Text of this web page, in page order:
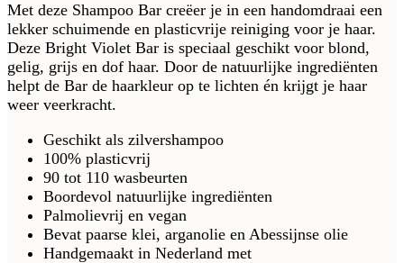
Met deze Shampoo Bar creëer je in een handomdraai een
lekker schuimende en plasticvrije reiniging voor je haar.
Deze Bright Violet Bar is speciaal geschikt voor blond,
gelig, grijs en dof haar. Door de natuurlijke ingrediënten
helpt de Bar de haarkleur op te lichten én krijgt je haar
weer veerkracht.
Geschikt als zilvershampoo
100% plasticvrij
90 tot 110 wasbeurten
Boordevol natuurlijke ingrediënten
Palmolievrij en vegan
Bevat paarse klei, arganolie en Abessijnse olie
Handgemaakt in Nederland met